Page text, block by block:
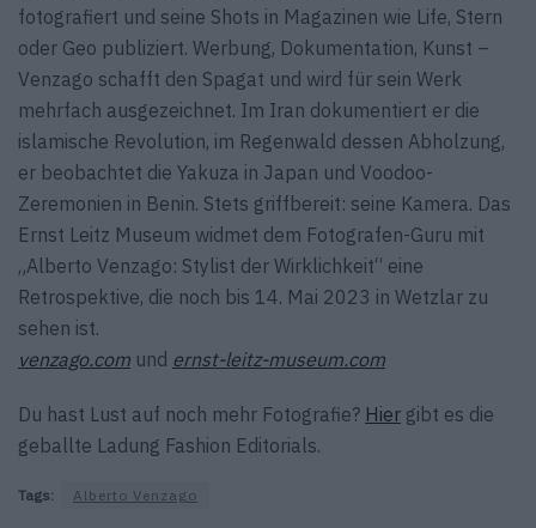
fotografiert und seine Shots in Magazinen wie Life, Stern
oder Geo publiziert. Werbung, Dokumentation, Kunst –
Venzago schafft den Spagat und wird für sein Werk
mehrfach ausgezeichnet. Im Iran dokumentiert er die
islamische Revolution, im Regenwald dessen Abholzung,
er beobachtet die Yakuza in Japan und Voodoo-
Zeremonien in Benin. Stets griffbereit: seine Kamera. Das
Ernst Leitz Museum widmet dem Fotografen-Guru mit
„Alberto Venzago: Stylist der Wirklichkeit“ eine
Retrospektive, die noch bis 14. Mai 2023 in Wetzlar zu
sehen ist.
venzago.com und ernst-leitz-museum.com
Du hast Lust auf noch mehr Fotografie? Hier gibt es die
geballte Ladung Fashion Editorials.
Tags: Alberto Venzago